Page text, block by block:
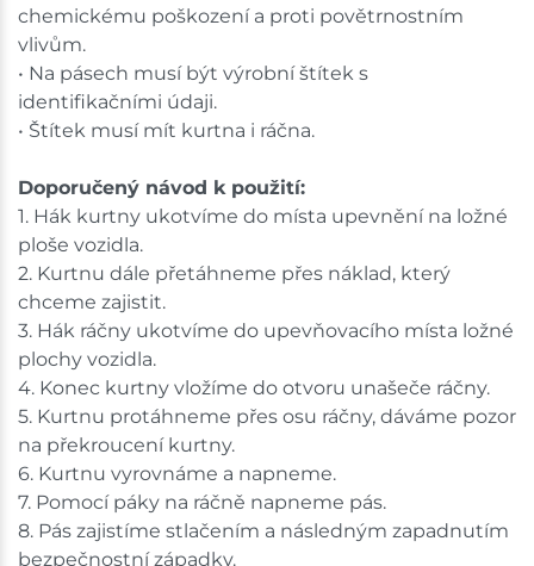
chemickému poškození a proti povětrnostním
vlivům.
• Na pásech musí být výrobní štítek s
identifikačními údaji.
• Štítek musí mít kurtna i ráčna.
Doporučený návod k použití:
1. Hák kurtny ukotvíme do místa upevnění na ložné
ploše vozidla.
2. Kurtnu dále přetáhneme přes náklad, který
chceme zajistit.
3. Hák ráčny ukotvíme do upevňovacího místa ložné
plochy vozidla.
4. Konec kurtny vložíme do otvoru unašeče ráčny.
5. Kurtnu protáhneme přes osu ráčny, dáváme pozor
na překroucení kurtny.
6. Kurtnu vyrovnáme a napneme.
7. Pomocí páky na ráčně napneme pás.
8. Pás zajistíme stlačením a následným zapadnutím
bezpečnostní západky.